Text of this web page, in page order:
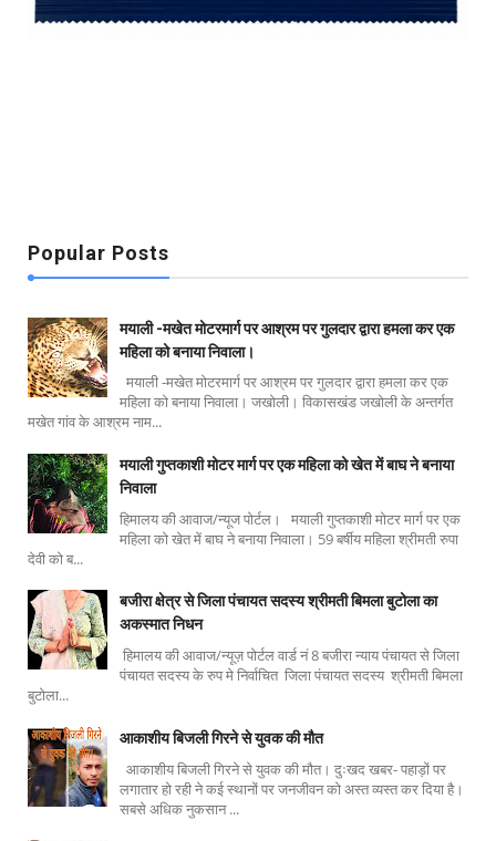
Popular Posts
मयाली -मखेत मोटरमार्ग पर आश्रम पर गुलदार द्वारा हमला कर एक
महिला को बनाया निवाला।
मयाली -मखेत मोटरमार्ग पर आश्रम पर गुलदार द्वारा हमला कर एक
महिला को बनाया निवाला। जखोली। विकासखंड जखोली के अन्तर्गत
मखेत गांव के आश्रम नाम...
मयाली गुप्तकाशी मोटर मार्ग पर एक महिला को खेत में बाघ ने बनाया
निवाला
हिमालय की आवाज/न्यूज पोर्टल। मयाली गुप्तकाशी मोटर मार्ग पर एक
महिला को खेत में बाघ ने बनाया निवाला। 59 बर्षीय महिला श्रीमती रुपा
देवी को ब...
बजीरा क्षेत्र से जिला पंचायत सदस्य श्रीमती बिमला बुटोला का
अकस्मात निधन
हिमालय की आवाज/न्यूज़ पोर्टल वार्ड नं 8 बजीरा न्याय पंचायत से जिला
पंचायत सदस्य के रुप मे निर्वाचित जिला पंचायत सदस्य श्रीमती बिमला
बुटोला...
आकाशीय बिजली गिरने से युवक की मौत
आकाशीय बिजली गिरने से युवक की मौत। दुःखद खबर- पहाड़ों पर
लगातार हो रही ने कई स्थानों पर जनजीवन को अस्त व्यस्त कर दिया है।
सबसे अधिक नुकसान ...